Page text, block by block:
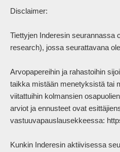
Disclaimer:
Tiettyjen Inderesin seurannassa
research), jossa seurattavana
Arvopapereihin ja rahastoihin
taikka mistään menetyksistä tai
viitattuihin kolmansien
arviot ja ennusteet ovat
vastuuvapauslausekkeessa:
Kunkin Inderesin aktiivisessa